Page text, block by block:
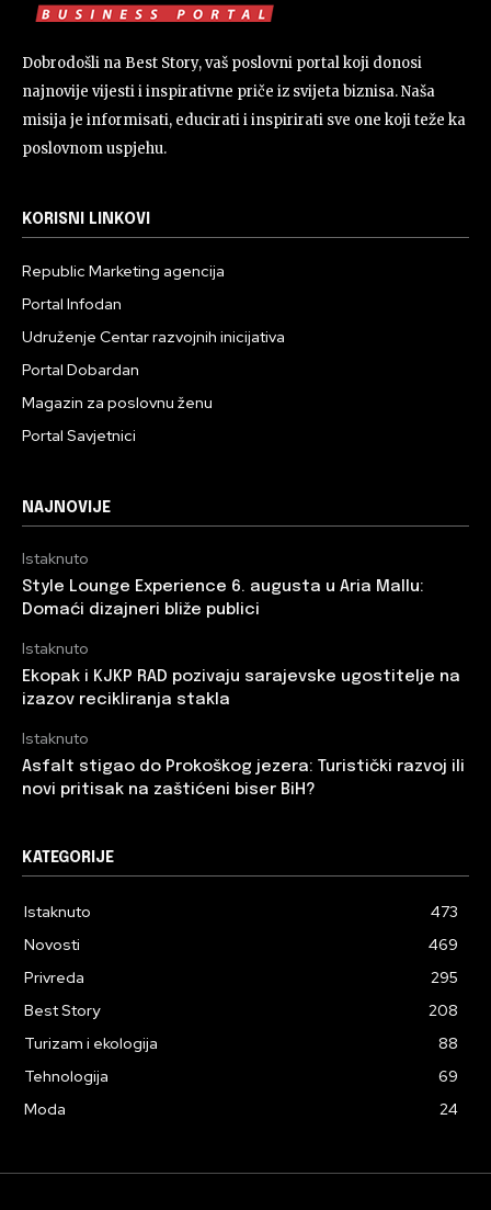
Dobrodošli na Best Story, vaš poslovni portal koji donosi
najnovije vijesti i inspirativne priče iz svijeta biznisa. Naša
misija je informisati, educirati i inspirirati sve one koji teže ka
poslovnom uspjehu.
KORISNI LINKOVI
Republic Marketing agencija
Portal Infodan
Udruženje Centar razvojnih inicijativa
Portal Dobardan
Magazin za poslovnu ženu
Portal Savjetnici
NAJNOVIJE
Istaknuto
Style Lounge Experience 6. augusta u Aria Mallu:
Domaći dizajneri bliže publici
Istaknuto
Ekopak i KJKP RAD pozivaju sarajevske ugostitelje na
izazov recikliranja stakla
Istaknuto
Asfalt stigao do Prokoškog jezera: Turistički razvoj ili
novi pritisak na zaštićeni biser BiH?
KATEGORIJE
Istaknuto
473
Novosti
469
Privreda
295
Best Story
208
Turizam i ekologija
88
Tehnologija
69
Moda
24